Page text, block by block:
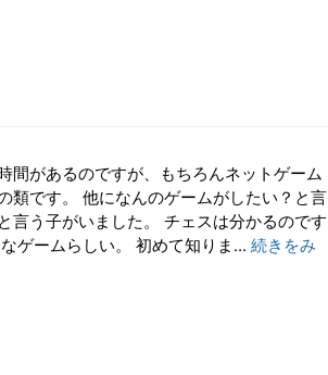
間があるのですが、もちろんネットゲーム
類です。 他になんのゲームがしたい？と言
言う子がいました。 チェスは分かるのです
ゲームらしい。 初めて知りま... 続きをみ